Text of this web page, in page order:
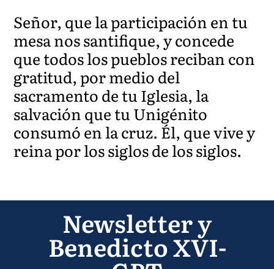
Señor, que la participación en tu
mesa nos santifique, y concede
que todos los pueblos reciban con
gratitud, por medio del
sacramento de tu Iglesia, la
salvación que tu Unigénito
consumó en la cruz. Él, que vive y
reina por los siglos de los siglos.
Newsletter y
Benedicto XVI-